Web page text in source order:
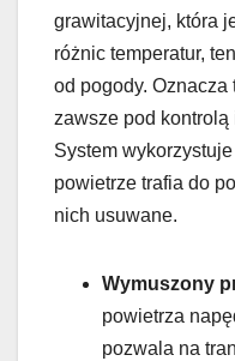
grawitacyjnej, która
różnic temperatur,
od pogody.
zawsze pod kontrolą
System
powietrze trafia do
nich usuwane.
Wymuszony
powietrza
pozwala na